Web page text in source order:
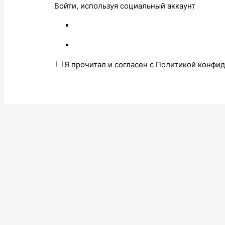
Войти, используя социальный аккаунт
Я прочитал и согласен с Политикой